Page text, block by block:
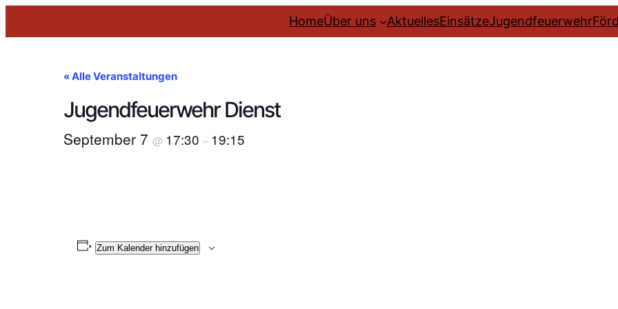
HomeÜber uns AktuellesEinsätzeJugendfeuerwehr
« Alle Veranstaltungen
Jugendfeuerwehr Dienst
September 7 @ 17:30 – 19:15
Zum Kalender hinzufügen